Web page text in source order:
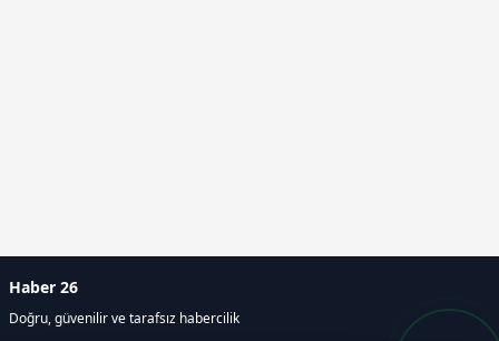
Haber 26
Doğru, güvenilir ve tarafsız habercilik